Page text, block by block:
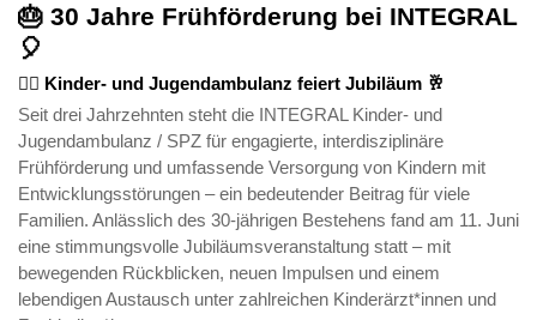
🎂 30 Jahre Frühförderung bei INTEGRAL
🎈
🤸‍♀️ Kinder- und Jugendambulanz feiert Jubiläum 🥂
Seit drei Jahrzehnten steht die INTEGRAL Kinder- und
Jugendambulanz / SPZ für engagierte, interdisziplinäre
Frühförderung und umfassende Versorgung von Kindern mit
Entwicklungsstörungen – ein bedeutender Beitrag für viele
Familien. Anlässlich des 30-jährigen Bestehens fand am 11. Juni
eine stimmungsvolle Jubiläumsveranstaltung statt – mit
bewegenden Rückblicken, neuen Impulsen und einem
lebendigen Austausch unter zahlreichen Kinderärzt*innen und